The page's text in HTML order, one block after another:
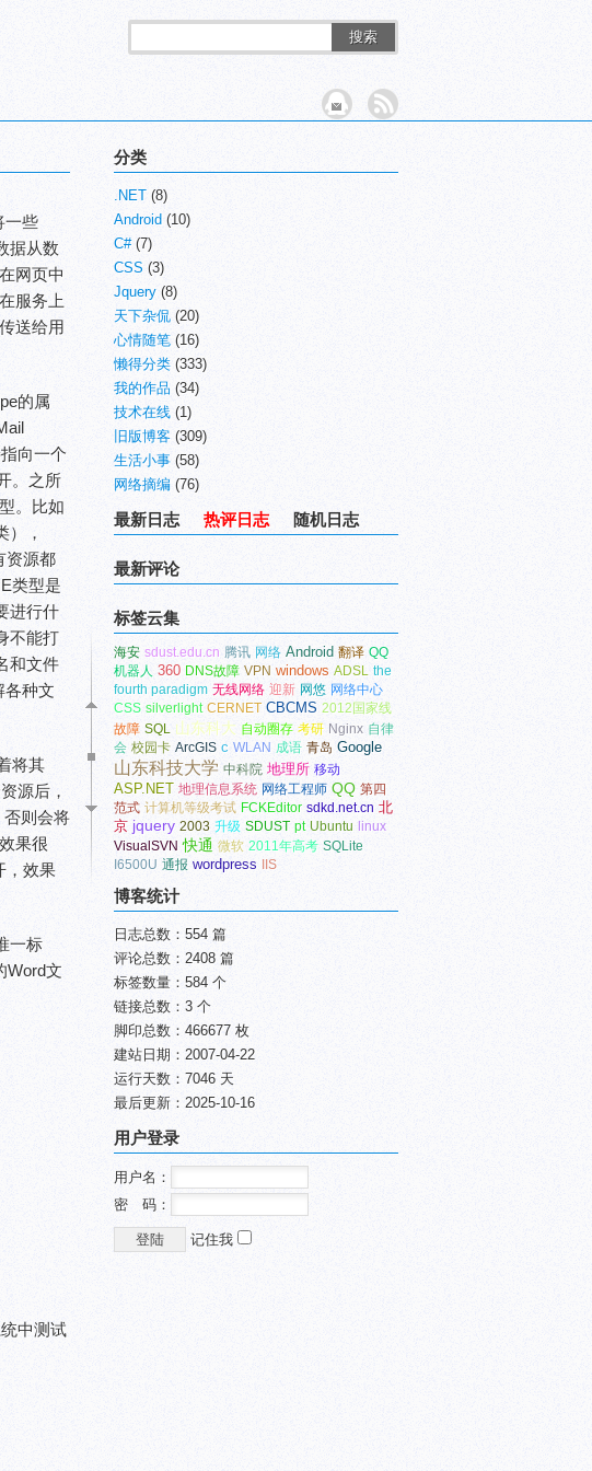
搜索
一些
据从数
网页中
服务上
送给用
的属
向一个
。之所
。比如
），
资源都
类型是
进行什
不能打
和文件
各种文
将其
源后，
否则会将
果很
，效果
一标
Word文
中测试
分类
.NET (8)
Android (10)
C#(7)
CSS (3)
Jquery (8)
天下杂侃 (20)
心情随笔 (16)
懒得分类 (333)
我的作品 (34)
技术在线 (1)
旧版博客 (309)
生活小事 (58)
网络摘编 (76)
最新日志 热评日志 随机日志
最新评论
标签云集
海安 sdust.edu.cn 腾讯 网络 Android 翻译 QQ
机器人 360 DNS故障 VPN windows ADSL the
fourth paradigm 无线网络 迎新 网悠 网络中心
CSS silverlight CERNET CBCMS 2012国家线
故障 SQL 山东科大 自动圈存 考研 Nginx 自律
会 校园卡 ArcGIS c WLAN 成语 青岛 Google
山东科技大学 中科院 地理所 移动
ASP.NET 地理信息系统 网络工程师 QQ 第四
范式 计算机等级考试 FCKEditor sdkd.net.cn 北
京 jquery 2003 升级 SDUST pt Ubuntu linux
VisualSVN 快通 微软 2011年高考 SQLite
I6500U 通报 wordpress IIS
博客统计
日志总数：554 篇
评论总数：2408 篇
标签数量：584 个
链接总数：3 个
脚印总数：466677 枚
建站日期：2007-04-22
运行天数：7046 天
最后更新：2025-10-16
用户登录
用户名：
密 码：
记住我